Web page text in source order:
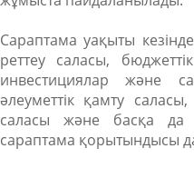
Сараптама уақыты
реттеу саласы,
инвестициялар және
әлеуметтік қамту саласы,
саласы және басқа да
сараптама қорытындысы